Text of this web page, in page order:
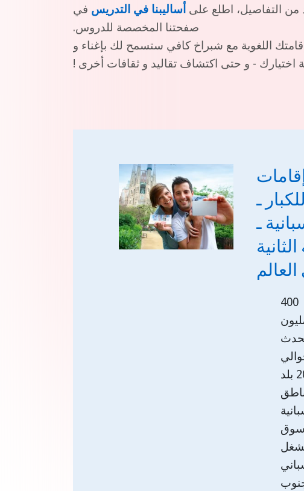
من التفاصيل، اطلع على أساليبنا في التدريس في
صفحتنا المخصصة للدروس.
اللغوية مع شبراخ كافي ستسمح لك بإغناء و
اختيارك - و حتى اكتشاف تقاليد و ثقافات أخرى !
للكبار ـ
ـ
400
20 بلد
سوق